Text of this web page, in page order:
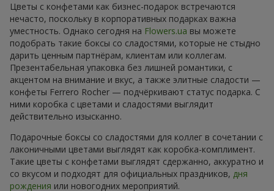
Цветы с конфетами как бизнес-подарок встречаются
нечасто, поскольку в корпоративных подарках важна
уместность. Однако сегодня на Flowers.ua вы можете
подобрать такие боксы со сладостями, которые не стыдно
дарить ценным партнёрам, клиентам или коллегам.
Презентабельная упаковка без лишней романтики, с
акцентом на внимание и вкус, а также элитные сладости —
конфеты Ferrero Rocher — подчёркивают статус подарка. С
ними коробка с цветами и сладостями выглядит
действительно изысканно.
Подарочные боксы со сладостями для коллег в сочетании с
лаконичными цветами выглядят как коробка-комплимент.
Такие цветы с конфетами выглядят сдержанно, аккуратно и
со вкусом и подходят для официальных праздников, дня
рождения или новогодних мероприятий.